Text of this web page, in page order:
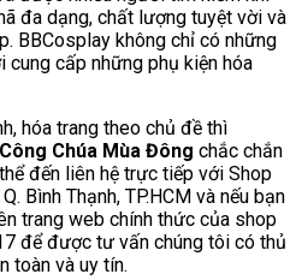
đa dạng, chất lượng tuyệt vời và
BBCosplay không chỉ có những
cung cấp những phụ kiện hóa
hóa trang theo chủ đề thì
Chúa Mùa Đông chắc chắn
đến liên hệ trực tiếp với Shop
Bình Thạnh, TP.HCM và nếu bạn
trang web chính thức của shop
để được tư vấn chúng tôi có thủ
toàn và uy tín.